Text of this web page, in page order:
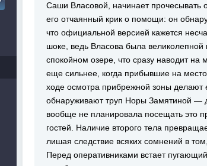
Саши Власовой, начинает прочесывать
его отчаянный крик о помощи: он
что официальной версией кажется
шоке, ведь Власова была великолепной
спокойном озере, что сразу наводит
еще сильнее, когда прибывшие на
ходе осмотра прибрежной зоны
обнаруживают труп Норы Замятиной —
вообще не планировала посещать это
гостей. Наличие второго тела
лишая следствие всяких сомнений в
Перед оперативниками встает